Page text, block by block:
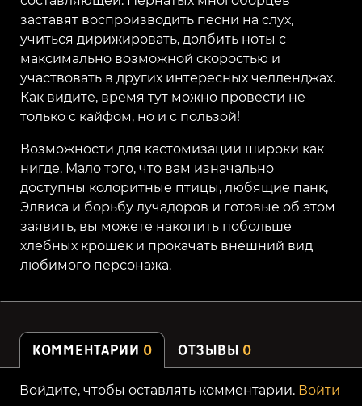
заставят воспроизводить песни на слух,
учиться дирижировать, долбить ноты с
максимально возможной скоростью и
участвовать в других интересных челленджах.
Как видите, время тут можно провести не
только с кайфом, но и с пользой!
Возможности для кастомизации широки как
нигде. Мало того, что вам изначально
доступны колоритные птицы, любящие панк,
Элвиса и борьбу лучадоров и готовые об этом
заявить, вы можете накопить побольше
хлебных крошек и прокачать внешний вид
любимого персонажа.
КОММЕНТАРИИ 0 ОТЗЫВЫ 0
Войдите, чтобы оставлять комментарии. Войти